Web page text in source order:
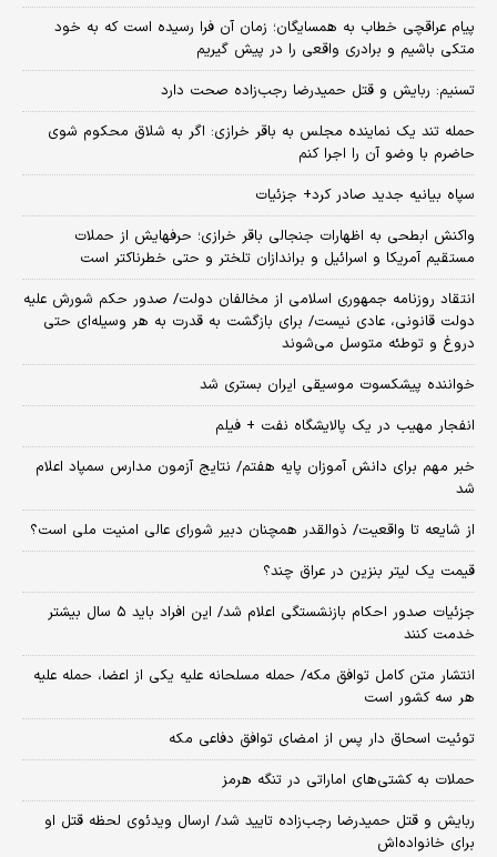
پیام عراقچی خطاب به همسایگان؛ زمان آن فرا رسیده است که به خود
متکی باشیم و برادری واقعی را در پیش گیریم
تسنیم: ربایش و قتل حمیدرضا رجب‌زاده صحت دارد
حمله تند یک نماینده مجلس به باقر خرازی: اگر به شلاق محکوم شوی
حاضرم با وضو آن را اجرا کنم
سپاه بیانیه جدید صادر کرد+ جزئیات
واکنش ابطحی به اظهارات جنجالی باقر خرازی؛ حرفهایش از حملات
مستقیم آمریکا و اسرائیل و براندازان تلختر و حتی خطرناکتر است
انتقاد روزنامه جمهوری اسلامی از مخالفان دولت/ صدور حکم شورش علیه
دولت قانونی، عادی نیست/ برای بازگشت به قدرت به هر وسیله‌ای حتی
دروغ و توطئه متوسل می‌شوند
خواننده پیشکسوت موسیقی ایران بستری شد
انفجار مهیب در یک پالایشگاه نفت + فیلم
خبر مهم برای دانش آموزان پایه هفتم/ نتایج آزمون مدارس سمپاد اعلام
شد
از شایعه تا واقعیت/ ذوالقدر همچنان دبیر شورای ‌عالی امنیت ملی است؟
قیمت یک لیتر بنزین در عراق چند؟
جزئیات صدور احکام بازنشستگی اعلام شد/ این افراد باید ۵ سال بیشتر
خدمت کنند
انتشار متن کامل توافق مکه/ حمله مسلحانه علیه یکی از اعضا، حمله علیه
هر سه کشور است
توئیت اسحاق دار پس از امضای توافق دفاعی مکه
حملات به کشتی‌های اماراتی در تنگه هرمز
ربایش و قتل حمیدرضا رجب‌زاده تایید شد/ ارسال ویدئوی لحظه قتل او
برای خانواده‌اش